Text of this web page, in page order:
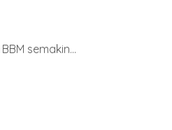
semakin...